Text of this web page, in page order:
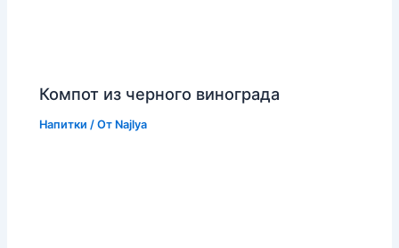
Компот из черного винограда
Напитки / От Najlya